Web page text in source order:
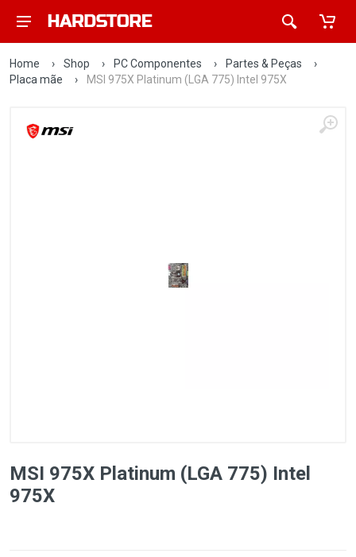
Home › Shop › PC Componentes › Partes & Peças
›
Placa mãe
› MSI 975X Platinum (LGA 775) Intel 975X
MSI 975X Platinum (LGA 775) Intel
975X